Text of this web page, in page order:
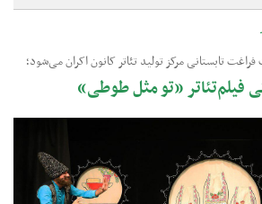
تابستانی مرکز تولید تئاتر کانون اکران می‌شود؛
فیلم‌تئاتر «تو مثل طوطی»